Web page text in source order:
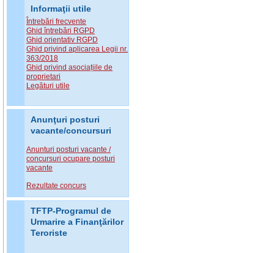
Informaţii utile
Întrebări frecvente
Ghid întrebări RGPD
Ghid orientativ RGPD
Ghid privind aplicarea Legii nr.
363/2018
Ghid privind asociațiile de
proprietari
Legături utile
Anunţuri posturi
vacante/concursuri
Anunturi posturi vacante /
concursuri ocupare posturi
vacante
Rezultate concurs
TFTP-Programul de
Urmarire a Finanţărilor
Teroriste